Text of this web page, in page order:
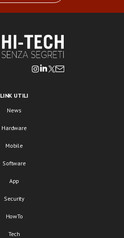
LINK UTILI
News
Hardware
Mobile
Software
App
Security
HowTo
Tech